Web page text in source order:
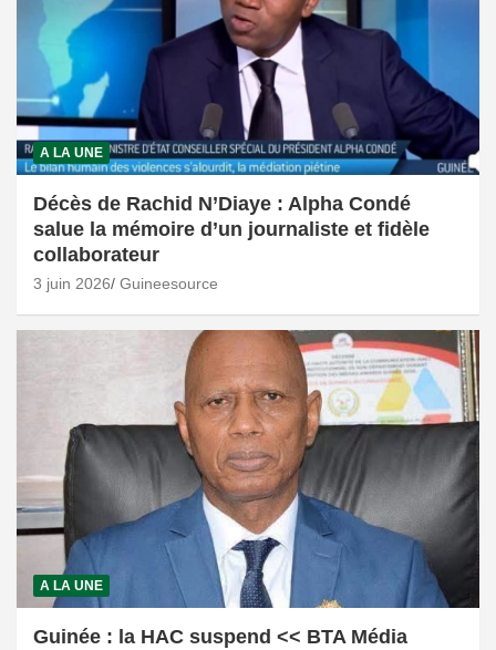
A LA UNE
Décès de Rachid N’Diaye : Alpha Condé
salue la mémoire d’un journaliste et fidèle
collaborateur
3 juin 2026 Guineesource
A LA UNE
Guinée : la HAC suspend << BTA Média